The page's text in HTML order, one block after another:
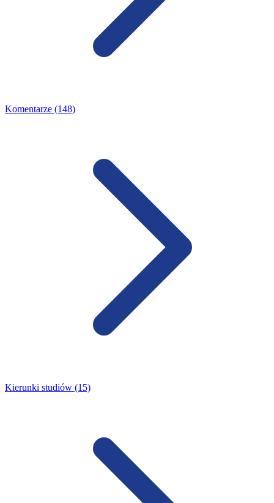
Komentarze (148)
Kierunki studiów (15)